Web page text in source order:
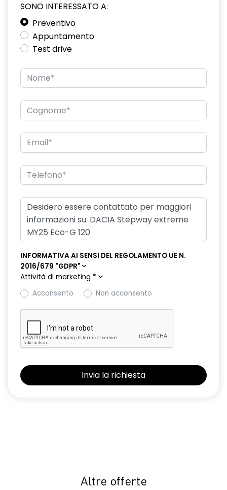
SONO INTERESSATO A:
Preventivo
Appuntamento
Test drive
INFORMATIVA AI SENSI DEL REGOLAMENTO UE N.
2016/679 "GDPR"
Attività di marketing *
Acconsento
Non acconsento
Altre offerte